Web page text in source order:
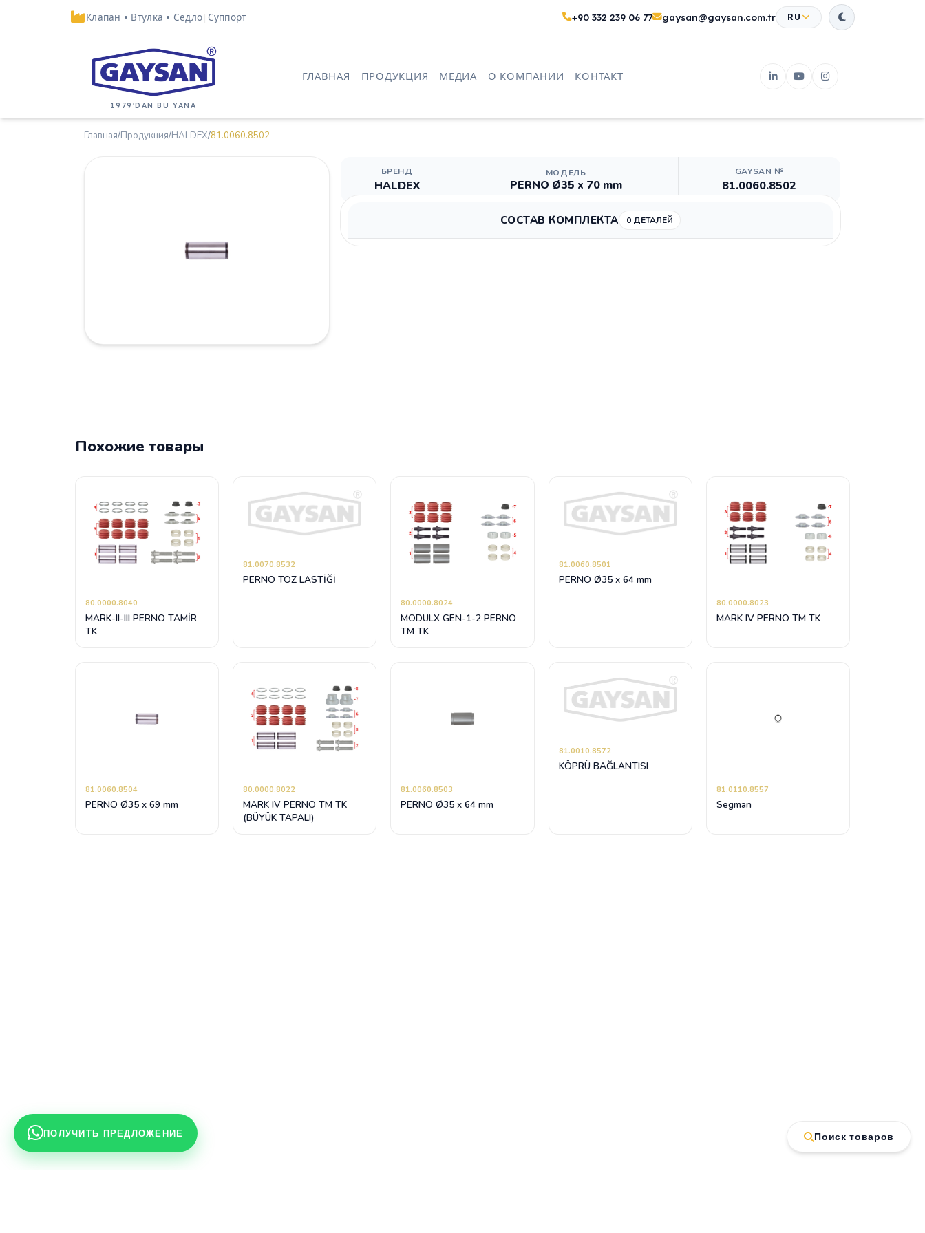
Клапан • Втулка • Седло Суппорт +90 332 239 06 77 gaysan@gaysan.com.tr RU
1979'DAN BU YANA
ГЛАВНАЯ ПРОДУКЦИЯ МЕДИА О КОМПАНИИ КОНТАКТ
Главная/Продукция/HALDEX/81.0060.8502
БРЕНД
HALDEX
МОДЕЛЬ
PERNO Ø35 x 70 mm
GAYSAN №
81.0060.8502
СОСТАВ КОМПЛЕКТА 0 ДЕТАЛЕЙ
Похожие товары
80.0000.8040
MARK-II-III PERNO TAMİR
TK
81.0070.8532
PERNO TOZ LASTİĞİ
80.0000.8024
MODULX GEN-1-2 PERNO
TM TK
81.0060.8501
PERNO Ø35 x 64 mm
80.0000.8023
MARK IV PERNO TM TK
81.0060.8504
PERNO Ø35 x 69 mm
80.0000.8022
MARK IV PERNO TM TK
(BÜYÜK TAPALI)
81.0060.8503
PERNO Ø35 x 64 mm
81.0010.8572
KÖPRÜ BAĞLANTISI
81.0110.8557
Segman
ПОЛУЧИТЬ ПРЕДЛОЖЕНИЕ Поиск товаров